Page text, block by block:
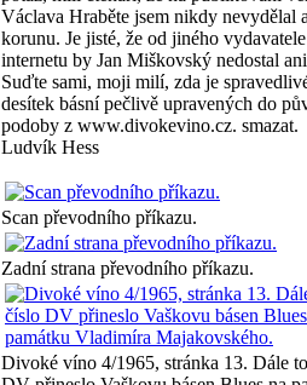
Václava Hraběte jsem nikdy nevydělal
korunu. Je jisté, že od jiného
internetu by Jan Miškovský nedostal
Suďte sami, moji milí, zda je
desítek básní pečlivě upravených do
podoby z www.divokevino.cz. smazat.
Ludvík Hess
Scan převodního příkazu.
Zadní strana převodního příkazu.
Divoké víno 4/1965, stránka 13. Dále